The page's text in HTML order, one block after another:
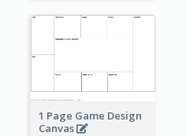
1 Page Game Design
Canvas